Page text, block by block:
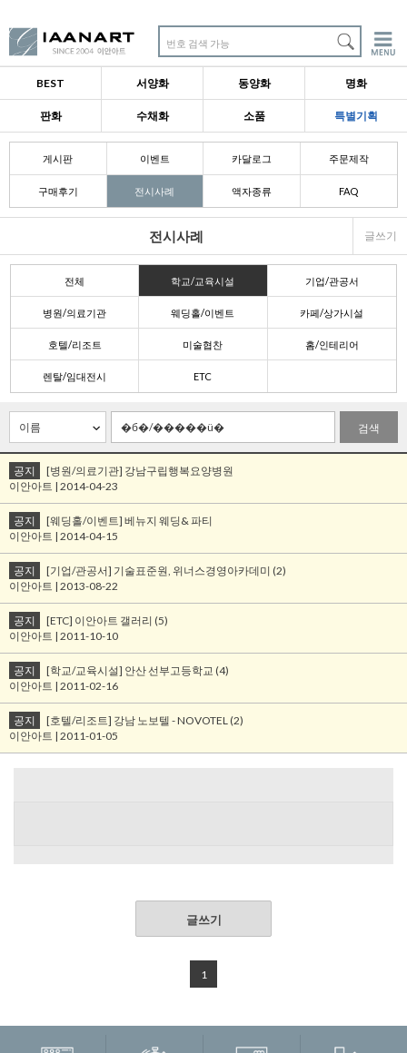
번호 검색 가능
BEST 서양화 동양화 명화
판화 수채화 소품 특별기획
게시판 이벤트 카달로그 주문제작
구매후기 전시사례 액자종류 FAQ
전시사례 글쓰기
전체 학교/교육시설 기업/관공서
병원/의료기관 웨딩홀/이벤트 카페/상가시설
호텔/리조트 미술협찬 홈/인테리어
렌탈/임대전시 ETC
검색
공지
[병원/의료기관] 강남구립행복요양병원
이안아트 | 2014-04-23
공지
[웨딩홀/이벤트] 베뉴지 웨딩& 파티
이안아트 | 2014-04-15
공지
[기업/관공서] 기술표준원, 위너스경영아카데미 (2)
이안아트 | 2013-08-22
공지
[ETC] 이안아트 갤러리 (5)
이안아트 | 2011-10-10
공지
[학교/교육시설] 안산 선부고등학교 (4)
이안아트 | 2011-02-16
공지
[호텔/리조트] 강남 노보텔 - NOVOTEL (2)
이안아트 | 2011-01-05
글쓰기
1